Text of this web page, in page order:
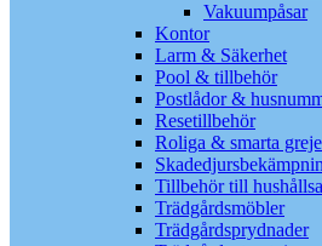
Vakuumpåsar
Kontor
Larm & Säkerhet
Pool & tillbehör
Postlådor &
Resetillbehör
Roliga & smarta
Tillbehör till
Trädgårdsmöbler
Trädgårdsprydnader